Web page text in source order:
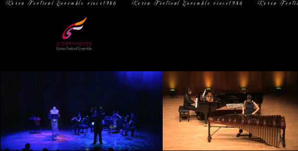
  Korea Festival Ensemble since1986